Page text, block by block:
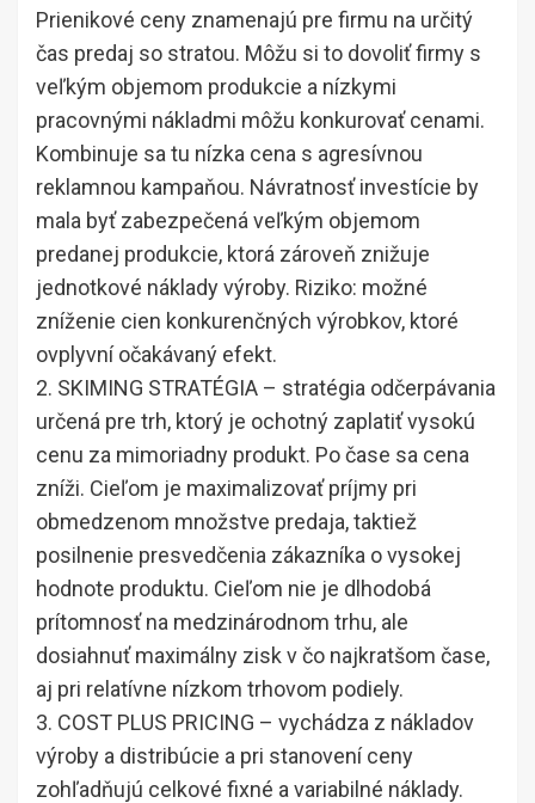
Prienikové ceny znamenajú pre firmu na určitý
čas predaj so stratou. Môžu si to dovoliť firmy s
veľkým objemom produkcie a nízkymi
pracovnými nákladmi môžu konkurovať cenami.
Kombinuje sa tu nízka cena s agresívnou
reklamnou kampaňou. Návratnosť investície by
mala byť zabezpečená veľkým objemom
predanej produkcie, ktorá zároveň znižuje
jednotkové náklady výroby. Riziko: možné
zníženie cien konkurenčných výrobkov, ktoré
ovplyvní očakávaný efekt.
2. SKIMING STRATÉGIA – stratégia odčerpávania
určená pre trh, ktorý je ochotný zaplatiť vysokú
cenu za mimoriadny produkt. Po čase sa cena
zníži. Cieľom je maximalizovať príjmy pri
obmedzenom množstve predaja, taktiež
posilnenie presvedčenia zákazníka o vysokej
hodnote produktu. Cieľom nie je dlhodobá
prítomnosť na medzinárodnom trhu, ale
dosiahnuť maximálny zisk v čo najkratšom čase,
aj pri relatívne nízkom trhovom podiely.
3. COST PLUS PRICING – vychádza z nákladov
výroby a distribúcie a pri stanovení ceny
zohľadňujú celkové fixné a variabilné náklady.